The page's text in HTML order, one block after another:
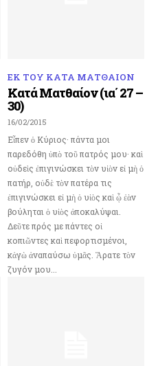
ΕΚ ΤΟΥ ΚΑΤΑ ΜΑΤΘΑΙΟΝ
Κατά Ματθαίον (ια΄ 27 –
30)
16/02/2015
Εἶπεν ὁ Κύριος· πάντα μοι
παρεδόθη ὑπὸ τοῦ πατρός μου· καὶ
οὐδεὶς ἐπιγινώσκει τὸν υἱὸν εἰ μὴ ὁ
πατήρ, οὐδὲ τὸν πατέρα τις
ἐπιγινώσκει εἰ μὴ ὁ υἱὸς καὶ ᾧ ἐὰν
βούληται ὁ υἱὸς ἀποκαλύψαι.
Δεῦτε πρός με πάντες οἱ
κοπιῶντες καὶ πεφορτισμένοι,
κἀγὼ ἀναπαύσω ὑμᾶς. Ἄρατε τὸν
ζυγόν μου...